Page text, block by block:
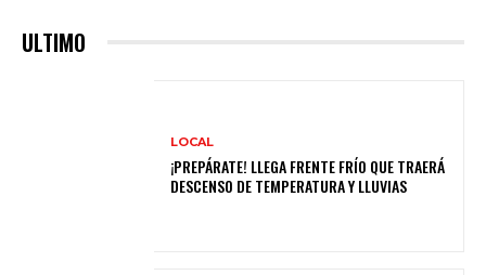
ULTIMO
LOCAL
¡PREPÁRATE! LLEGA FRENTE FRÍO QUE TRAERÁ
DESCENSO DE TEMPERATURA Y LLUVIAS